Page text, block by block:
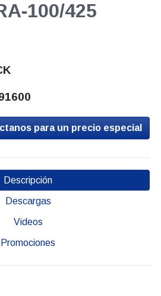
100/425
para un precio especial
Descripción
Descargas
Videos
Promociones